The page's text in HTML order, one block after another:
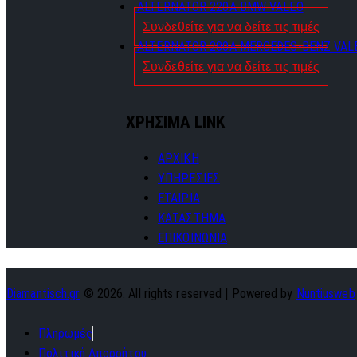
ALTERNATOR 220A BMW VALEO
Συνδεθείτε για να δείτε τις τιμές
ALTERNATOR 280A MERCEDES-BENZ
Συνδεθείτε για να δείτε τις τιμές
ΧΡΗΣΙΜΑ LINK
ΑΡΧΙΚΗ
ΥΠΗΡΕΣΙΕΣ
ΕΤΑΙΡΙΑ
ΚΑΤΑΣΤΗΜΑ
ΕΠΙΚΟΙΝΩΝΙΑ
Diamantisch.gr © 2026. All rights reserved | Powered by Nuntiusweb
Πληρωμές
Πολιτική Απορρήτου